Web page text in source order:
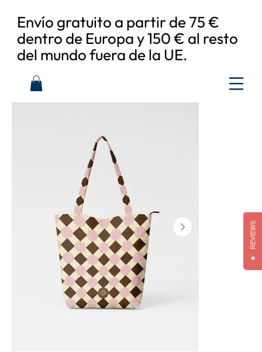
Envío gratuito a partir de 75 €
dentro de Europa y 150 € al resto
del mundo fuera de la UE.
★
REVIEWS